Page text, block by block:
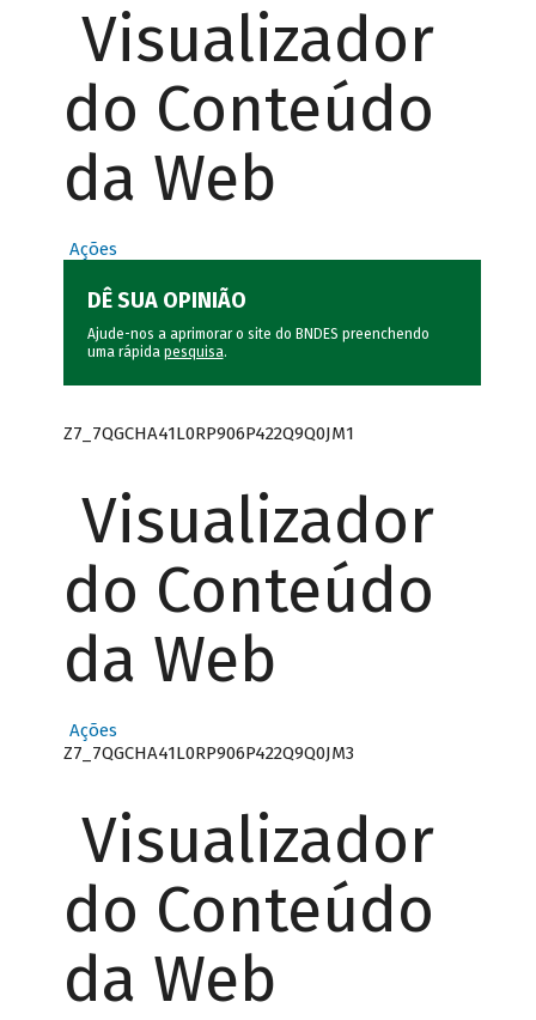
Visualizador
do Conteúdo
da Web
Ações
DÊ SUA OPINIÃO
Ajude-nos a aprimorar o site do BNDES preenchendo
uma rápida pesquisa.
Z7_7QGCHA41L0RP906P422Q9Q0JM1
Visualizador
do Conteúdo
da Web
Ações
Z7_7QGCHA41L0RP906P422Q9Q0JM3
Visualizador
do Conteúdo
da Web